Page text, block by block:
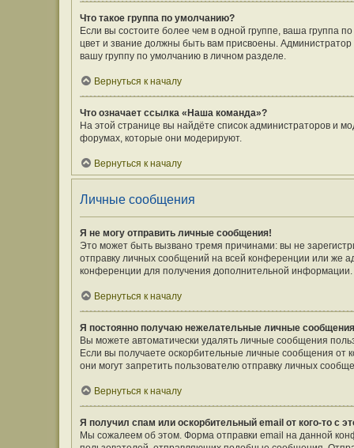
Что такое группа по умолчанию?
Если вы состоите более чем в одной группе, ваша группа
цвет и звание должны быть вам присвоены.
вашу группу по умолчанию в личном разделе.
Вернуться к началу
Что означает ссылка «Наша команда»?
На этой странице вы найдёте список администраторов и
форумах, которые они модерируют.
Вернуться к началу
Личные сообщения
Я не могу отправить личные сообщения!
Это может быть вызвано тремя причинами: вы не
отправку личных сообщений на всей конференции или же
конференции для получения дополнительной информации.
Вернуться к началу
Я постоянно получаю нежелательные личные
Вы можете автоматически удалять личные сообщения
Если вы получаете оскорбительные личные сообщения от
они могут запретить пользователю отправку личных
Вернуться к началу
Я получил спам или оскорбительный email от кого-то с
Мы сожалеем об этом. Форма отправки email на данной